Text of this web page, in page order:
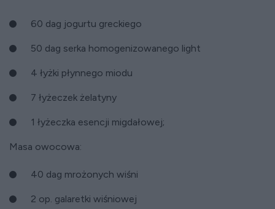
60 dag jogurtu greckiego
50 dag serka homogenizowanego light
4 łyżki płynnego miodu
7 łyżeczek żelatyny
1 łyżeczka esencji migdałowej;
Masa owocowa:
40 dag mrożonych wiśni
2 op. galaretki wiśniowej